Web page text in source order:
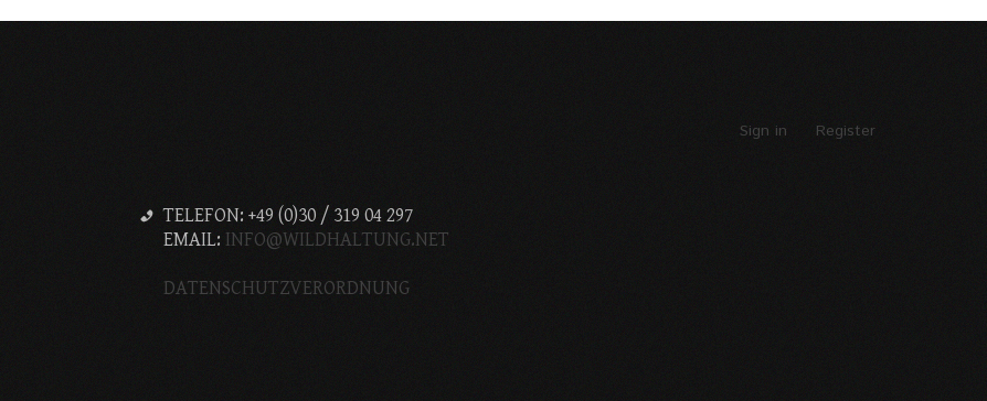
Sign in Register
TELEFON: +49 (0)30 / 319 04 297
EMAIL: INFO@WILDHALTUNG.NET
DATENSCHUTZVERORDNUNG